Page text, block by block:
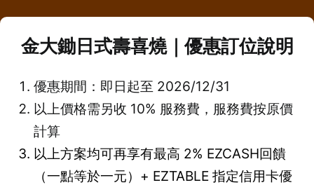
金大鋤日式壽喜燒｜優惠訂位說明
優惠期間：即日起至 2026/12/31
以上價格需另收 10% 服務費，服務費按原價
計算
以上方案均可再享有最高 2% EZCASH回饋
（一點等於一元）+ EZTABLE 指定信用卡優